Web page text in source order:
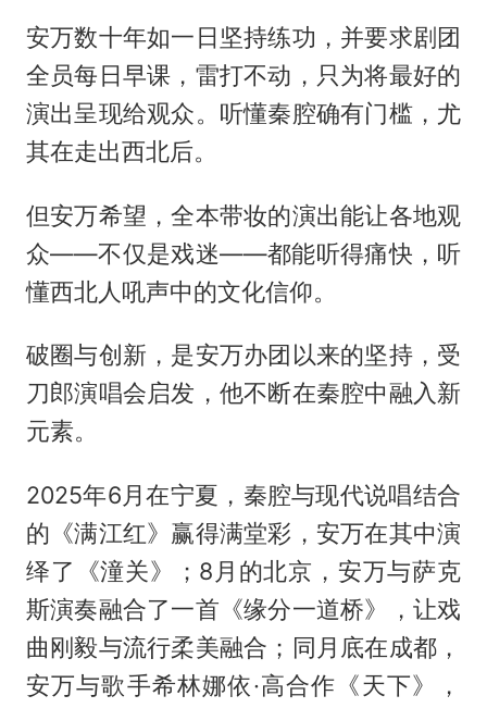
安万数十年如一日坚持练功，并要求剧团
全员每日早课，雷打不动，只为将最好的
演出呈现给观众。听懂秦腔确有门槛，尤
其在走出西北后。
但安万希望，全本带妆的演出能让各地观
众——不仅是戏迷——都能听得痛快，听
懂西北人吼声中的文化信仰。
破圈与创新，是安万办团以来的坚持，受
刀郎演唱会启发，他不断在秦腔中融入新
元素。
2025年6月在宁夏，秦腔与现代说唱结合
的《满江红》赢得满堂彩，安万在其中演
绎了《潼关》；8月的北京，安万与萨克
斯演奏融合了一首《缘分一道桥》，让戏
曲刚毅与流行柔美融合；同月底在成都，
安万与歌手希林娜依·高合作《天下》，